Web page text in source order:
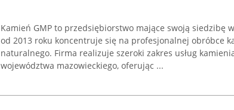
Kamień GMP to przedsiębiorstwo mające swoją siedzibę
od 2013 roku koncentruje się na profesjonalnej obróbce
naturalnego. Firma realizuje szeroki zakres usług
województwa mazowieckiego, oferując ...